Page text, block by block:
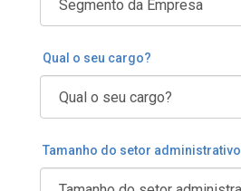
Qual o seu cargo?
Tamanho do setor administrativo